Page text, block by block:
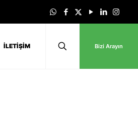
İLETİŞİM Bizi Arayın